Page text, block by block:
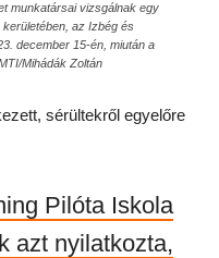
munkatársai vizsgálnak egy
az Izbég és
december 15-én, miután a
Mihádák Zoltán
sérültekről egyelőre
Pilóta Iskola
azt nyilatkozta,